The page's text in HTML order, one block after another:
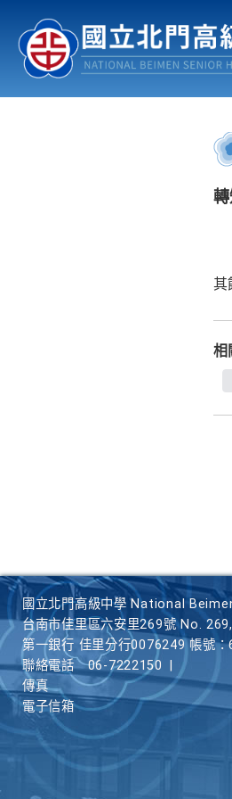
認識北中 行事曆
:::
其
相
國立北門高級中學 National
台南市佳里區六安里269號 No.
第一銀行 佳里分行0076249 帳號
聯絡電話
06-7222150
傳真
電子信箱